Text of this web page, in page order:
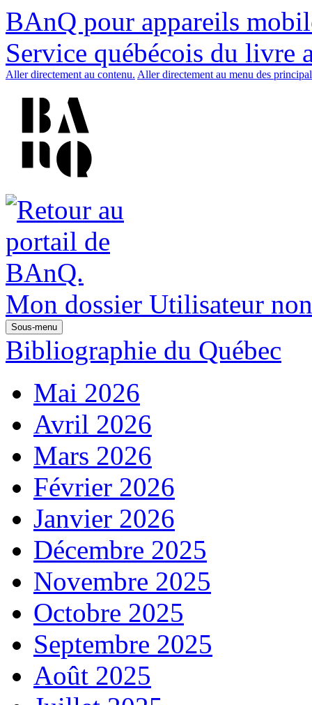
BAnQ pour appareils
Service québécois du livre
Aller directement au contenu. Aller directement au menu des
Mon dossier Utilisateur
Sous-menu
Bibliographie du Québec
Mai 2026
Avril 2026
Mars 2026
Février 2026
Janvier 2026
Décembre 2025
Novembre 2025
Octobre 2025
Septembre 2025
Août 2025